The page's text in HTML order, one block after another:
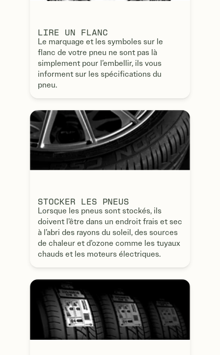
LIRE UN FLANC
Le marquage et les symboles sur le
flanc de votre pneu ne sont pas là
simplement pour l’embellir, ils vous
informent sur les spécifications du
pneu.
STOCKER LES PNEUS
Lorsque les pneus sont stockés, ils
doivent l’être dans un endroit frais et sec
à l’abri des rayons du soleil, des sources
de chaleur et d’ozone comme les tuyaux
chauds et les moteurs électriques.